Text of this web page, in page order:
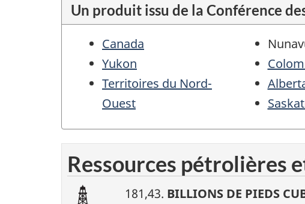
Un produit issu de la Conférence
Canada
Yukon
Territoires du Nord-
Ouest
Ressources pétrolières
181,43. BILLIONS DE PIEDS